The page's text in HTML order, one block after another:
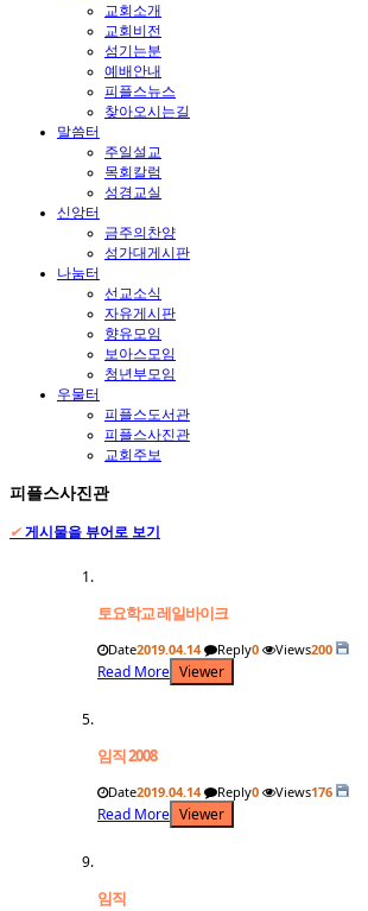
교회소개
교회비전
섬기는분
예배안내
피플스뉴스
찾아오시는길
말씀터
주일설교
목회칼럼
성경교실
신앙터
금주의찬양
성가대게시판
나눔터
선교소식
자유게시판
향유모임
보아스모임
청년부모임
우물터
피플스도서관
피플스사진관
교회주보
피플스사진관
✔게시물을 뷰어로 보기
토요학교 레일바이크
Date2019.04.14 Reply0 Views200
Read More Viewer
임직 2008
Date2019.04.14 Reply0 Views176
Read More Viewer
임직